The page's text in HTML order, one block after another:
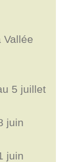
Vallée
5 juillet
juin
juin